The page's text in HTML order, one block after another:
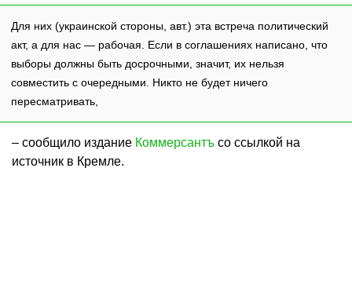
Для них (украинской стороны, авт.) эта встреча политический
акт, а для нас — рабочая. Если в соглашениях написано, что
выборы должны быть досрочными, значит, их нельзя
совместить с очередными. Никто не будет ничего
пересматривать,
– сообщило издание Коммерсантъ со ссылкой на
источник в Кремле.